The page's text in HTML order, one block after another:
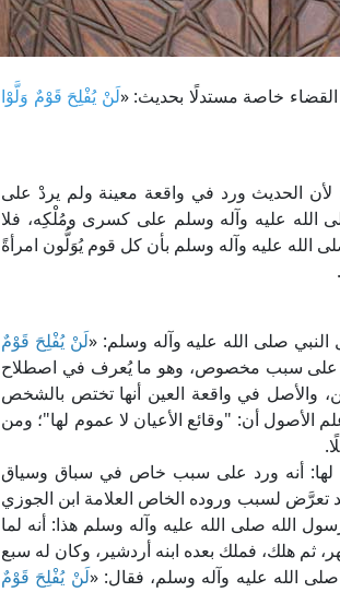
خاصة مستدلًا بحديث: «لَنْ يُفْلِحَ قَوْمٌ وَلَّوْا
لأن الحديث ورد في واقعة معينة ولم يردْ على
الله عليه وآله وسلم على كسرى ومُلْكِه، فلا
الله عليه وآله وسلم بأن كل قوم يُوَلُّون امرأةً
النبي صلى الله عليه وآله وسلم: «لَنْ يُفْلِحَ قَوْمٌ
على سبب مخصوص، وهو ما يُعرف في اصطلاح
والأصل في واقعة العين أنها تختص بالشخص
الأصول أن: "وقائع الأعيان لا عموم لها"؛ ومن
لها: أنه ورد على سبب خاص في سباق وسياق
تعرَّض لسبب وروده الخاص العلامة ابن الجوزي
قول رسول الله صلى الله عليه وآله وسلم هذا: أنه لما
ثم هلك، فملك بعده ابنه أردشير، وكان له سبع
الله عليه وآله وسلم، فقال: «لَنْ يُفْلِحَ قَوْمٌ